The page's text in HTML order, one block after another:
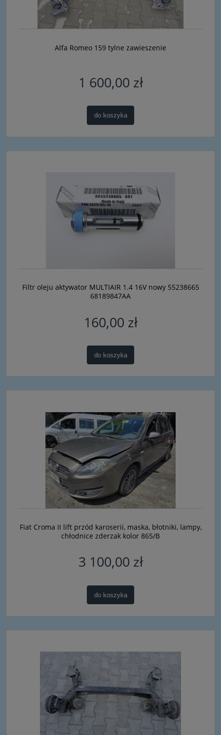
Alfa Romeo 159 tylne zawieszenie
1 600,00 zł
do koszyka
Filtr oleju aktywator MULTIAIR 1.4 16V nowy 55238665
68189847AA
160,00 zł
do koszyka
Fiat Croma II lift przód karoserii, maska, błotniki, lampy,
chłodnice zderzak kolor 865/B
3 100,00 zł
do koszyka